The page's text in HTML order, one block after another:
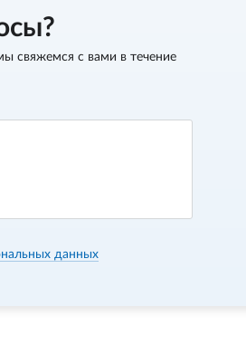
свяжемся с вами в течение
данных